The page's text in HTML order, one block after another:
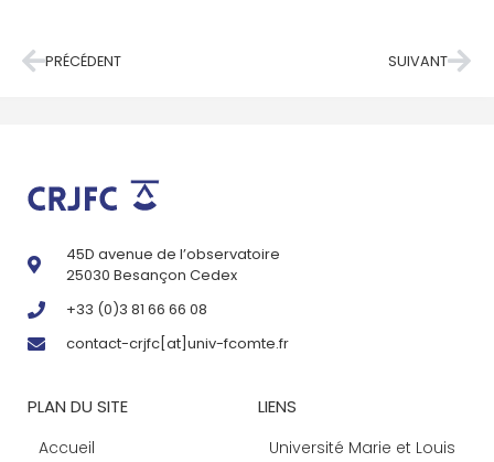
PRÉCÉDENT SUIVANT
45D avenue de l’observatoire
25030 Besançon Cedex
+33 (0)3 81 66 66 08
contact-crjfc[at]univ-fcomte.fr
PLAN DU SITE
Accueil
LIENS
Université Marie et Louis